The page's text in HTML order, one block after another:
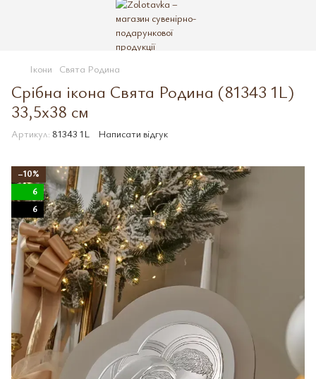
Ікони Свята Родина
Срібна ікона Свята Родина (81343 1L)
33,5х38 см
Артикул: 81343 1L Написати відгук
−10%
6
6